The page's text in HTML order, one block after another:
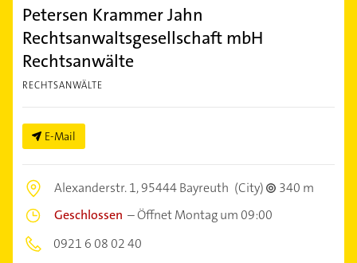
Petersen Krammer Jahn
Rechtsanwaltsgesellschaft mbH
Rechtsanwälte
RECHTSANWÄLTE
E-Mail
Alexanderstr. 1,95444 Bayreuth (City)
340 m
Geschlossen –Öffnet Montag um 09:00
0921 6 08 02 40